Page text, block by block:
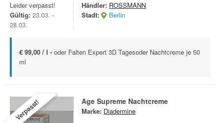
Leider verpasst!
Gültig: 23.03. -
28.03.
Händler: ROSSMANN
Stadt:
Berlin
€ 99,00 / l - oder Falten Expert 3D Tagesoder Nachtcreme je 50
ml
Verpasst! Age Supreme Nachtcreme
Marke: Diadermine